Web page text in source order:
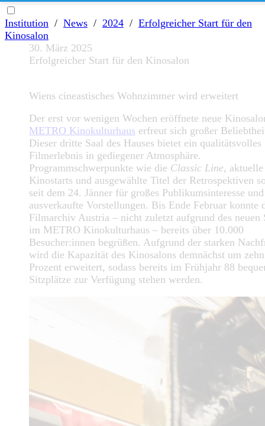
Institution / News / 2024 / Erfolgreicher Start für den
Kinosalon
30. März 2025
Erfolgreicher Start für den Kinosalon
Wiens cineastisches Wohnzimmer wird erweitert
Der erst vor wenigen Wochen eröffnete neue
METRO Kinokulturhaus erfreut sich großer
Dieser dritte Saal des Hauses bietet ein qualitätsvolles
Filmerlebnis in gediegener Atmosphäre.
Programmschwerpunkte wie die Classic Line, aktuelle
Kinostarts und ausgewählte Titel der Retrospektiven
seit dem 24. Jänner für großes Publikumsinteresse und
ausverkaufte Vorstellungen. Bis Ende Februar konnte
Filmarchiv Austria – nicht zuletzt aufgrund des neuen
im METRO Kinokulturhaus – bereits über 10.000
Besucher:innen begrüßen. Aufgrund der starken
wird die Kapazität des Kinosalons demnächst um zehn
Prozent erweitert, sodass bereits im Frühjahr 88
Sitzplätze zur Verfügung stehen werden.